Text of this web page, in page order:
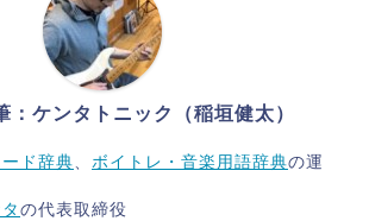
：ケンタトニック（稲垣健太）
ード辞典、 ボイトレ・音楽用語辞典の運
の代表取締役